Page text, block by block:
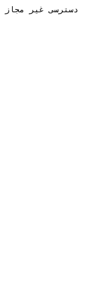
دسترسی غیر مجاز